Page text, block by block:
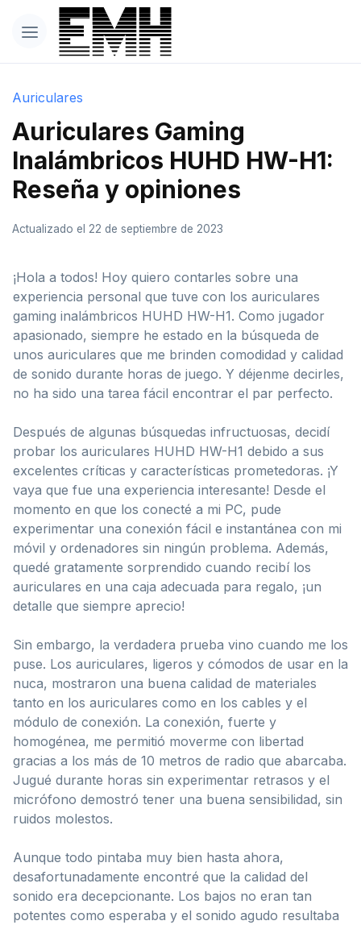
Auriculares
Auriculares Gaming
Inalámbricos HUHD HW-H1:
Reseña y opiniones
Actualizado el 22 de septiembre de 2023
¡Hola a todos! Hoy quiero contarles sobre una
experiencia personal que tuve con los auriculares
gaming inalámbricos HUHD HW-H1. Como jugador
apasionado, siempre he estado en la búsqueda de
unos auriculares que me brinden comodidad y calidad
de sonido durante horas de juego. Y déjenme decirles,
no ha sido una tarea fácil encontrar el par perfecto.
Después de algunas búsquedas infructuosas, decidí
probar los auriculares HUHD HW-H1 debido a sus
excelentes críticas y características prometedoras. ¡Y
vaya que fue una experiencia interesante! Desde el
momento en que los conecté a mi PC, pude
experimentar una conexión fácil e instantánea con mi
móvil y ordenadores sin ningún problema. Además,
quedé gratamente sorprendido cuando recibí los
auriculares en una caja adecuada para regalo, ¡un
detalle que siempre aprecio!
Sin embargo, la verdadera prueba vino cuando me los
puse. Los auriculares, ligeros y cómodos de usar en la
nuca, mostraron una buena calidad de materiales
tanto en los auriculares como en los cables y el
módulo de conexión. La conexión, fuerte y
homogénea, me permitió moverme con libertad
gracias a los más de 10 metros de radio que abarcaba.
Jugué durante horas sin experimentar retrasos y el
micrófono demostró tener una buena sensibilidad, sin
ruidos molestos.
Aunque todo pintaba muy bien hasta ahora,
desafortunadamente encontré que la calidad del
sonido era decepcionante. Los bajos no eran tan
potentes como esperaba y el sonido agudo resultaba